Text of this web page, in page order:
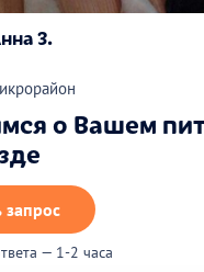
З.
о Вашем
запрос
— 1-2 часа